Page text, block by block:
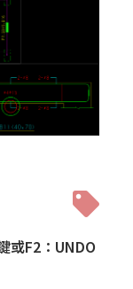
或F2：UNDO